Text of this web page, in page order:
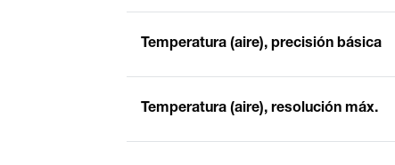
Temperatura (aire), precisión básica
Temperatura (aire), resolución máx.